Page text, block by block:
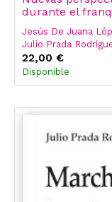
durante el
Jesús De Juana
Julio Prada
22,00 €
Disponible